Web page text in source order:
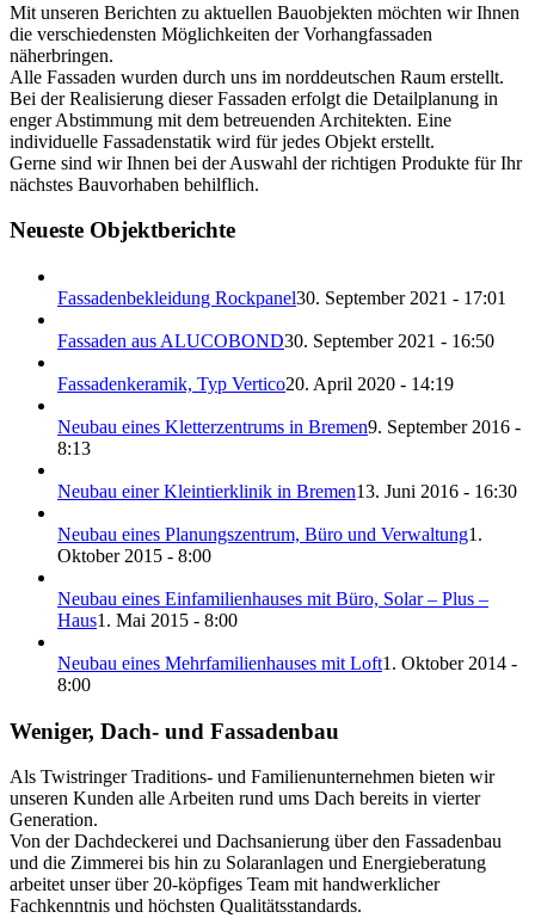
Mit unseren Berichten zu aktuellen Bauobjekten möchten wir Ihnen
die verschiedensten Möglichkeiten der Vorhangfassaden
näherbringen.
Alle Fassaden wurden durch uns im norddeutschen Raum erstellt.
Bei der Realisierung dieser Fassaden erfolgt die Detailplanung in
enger Abstimmung mit dem betreuenden Architekten. Eine
individuelle Fassadenstatik wird für jedes Objekt erstellt.
Gerne sind wir Ihnen bei der Auswahl der richtigen Produkte für Ihr
nächstes Bauvorhaben behilflich.
Neueste Objektberichte
Fassadenbekleidung Rockpanel30. September 2021 - 17:01
Fassaden aus ALUCOBOND30. September 2021 - 16:50
Fassadenkeramik, Typ Vertico20. April 2020 - 14:19
Neubau eines Kletterzentrums in Bremen9. September 2016 -
8:13
Neubau einer Kleintierklinik in Bremen13. Juni 2016 - 16:30
Neubau eines Planungszentrum, Büro und Verwaltung1.
Oktober 2015 - 8:00
Neubau eines Einfamilienhauses mit Büro, Solar – Plus –
Haus1. Mai 2015 - 8:00
Neubau eines Mehrfamilienhauses mit Loft1. Oktober 2014 -
8:00
Weniger, Dach- und Fassadenbau
Als Twistringer Traditions- und Familienunternehmen bieten wir
unseren Kunden alle Arbeiten rund ums Dach bereits in vierter
Generation.
Von der Dachdeckerei und Dachsanierung über den Fassadenbau
und die Zimmerei bis hin zu Solaranlagen und Energieberatung
arbeitet unser über 20-köpfiges Team mit handwerklicher
Fachkenntnis und höchsten Qualitätsstandards.